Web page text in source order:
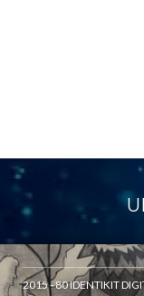
2015 - 80 IDENTIKIT